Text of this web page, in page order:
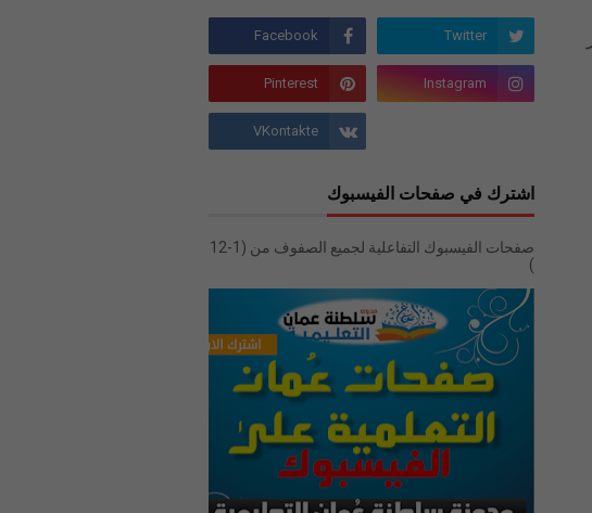
اشترك في صفحات الفيسبوك
صفحات الفيسبوك التفاعلية لجميع الصفوف من (1-12
)